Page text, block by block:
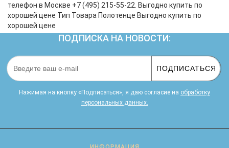
телефон в Москве +7 (495) 215-55-22. Выгодно купить по
хорошей цене Тип Товара Полотенце Выгодно купить по
хорошей цене
ПОДПИСКА НА НОВОСТИ:
ПОДПИСАТЬСЯ
Нажимая на кнопку «Подписаться», я даю cогласие на обработку
персональных данных.